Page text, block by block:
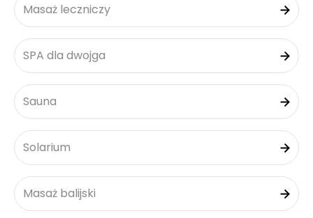
Masaż leczniczy
SPA dla dwojga
Sauna
Solarium
Masaż balijski